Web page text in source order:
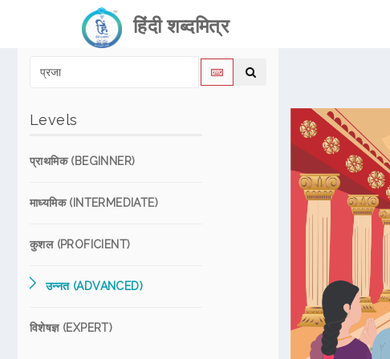
हिंदी शब्दमित्र
Levels
प्राथमिक (BEGINNER)
माध्यमिक (INTERMEDIATE)
कुशल (PROFICIENT)
उन्नत (ADVANCED)
विशेषज्ञ (EXPERT)